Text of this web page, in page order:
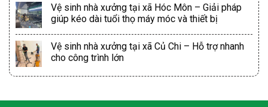
Vệ sinh nhà xưởng tại xã Hóc Môn – Giải pháp
giúp kéo dài tuổi thọ máy móc và thiết bị
Vệ sinh nhà xưởng tại xã Củ Chi – Hỗ trợ nhanh
cho công trình lớn